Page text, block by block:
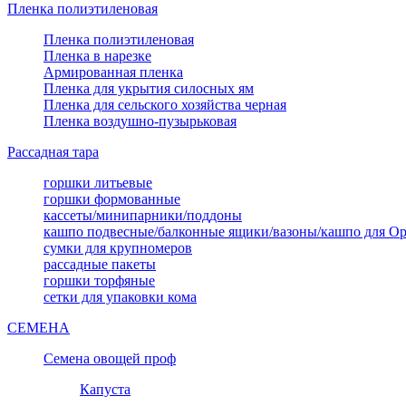
Пленка полиэтиленовая
Пленка полиэтиленовая
Пленка в нарезке
Армированная пленка
Пленка для укрытия силосных ям
Пленка для сельского хозяйства черная
Пленка воздушно-пузырьковая
Рассадная тара
горшки литьевые
горшки формованные
кассеты/минипарники/поддоны
кашпо подвесные/балконные ящики/вазоны/кашпо для
сумки для крупномеров
рассадные пакеты
горшки торфяные
сетки для упаковки кома
СЕМЕНА
Семена овощей проф
Капуста